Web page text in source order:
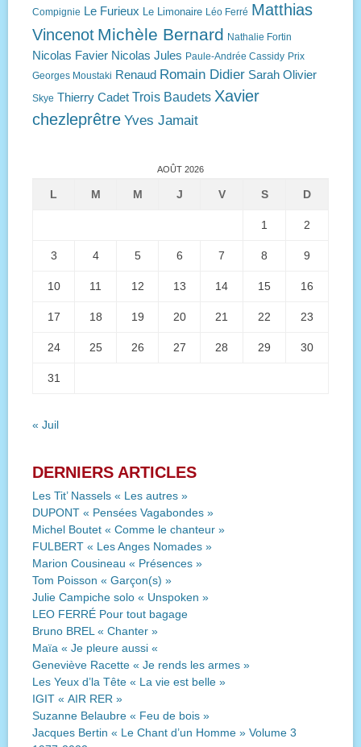
Compignie Le Furieux Le Limonaire Léo Ferré Matthias
Vincenot Michèle Bernard Nathalie Fortin
Nicolas Favier Nicolas Jules Paule-Andrée Cassidy Prix
Georges Moustaki Renaud Romain Didier Sarah Olivier
Skye Thierry Cadet Trois Baudets Xavier
chezleprêtre Yves Jamait
AOÛT 2026
L M M J V S D
1 2
3 4 5 6 7 8 9
10 11 12 13 14 15 16
17 18 19 20 21 22 23
24 25 26 27 28 29 30
31
« Juil
DERNIERS ARTICLES
Les Tit’ Nassels « Les autres »
DUPONT « Pensées Vagabondes »
Michel Boutet « Comme le chanteur »
FULBERT « Les Anges Nomades »
Marion Cousineau « Présences »
Tom Poisson « Garçon(s) »
Julie Campiche solo « Unspoken »
LEO FERRÉ Pour tout bagage
Bruno BREL « Chanter »
Maïa « Je pleure aussi «
Geneviève Racette « Je rends les armes »
Les Yeux d’la Tête « La vie est belle »
IGIT « AIR RER »
Suzanne Belaubre « Feu de bois »
Jacques Bertin « Le Chant d’un Homme » Volume 3